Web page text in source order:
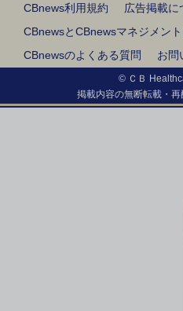
CBnews利用規約
広告掲載に
CBnewsとCBnewsマネジメン
CBnewsのよくある質問
お問
© ＣＢ
掲載内容の無断転載・再